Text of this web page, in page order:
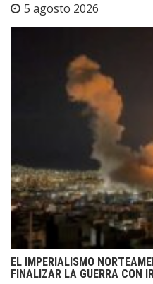
5 agosto 2026
EL IMPERIALISMO
FINALIZAR LA GUERRA CON